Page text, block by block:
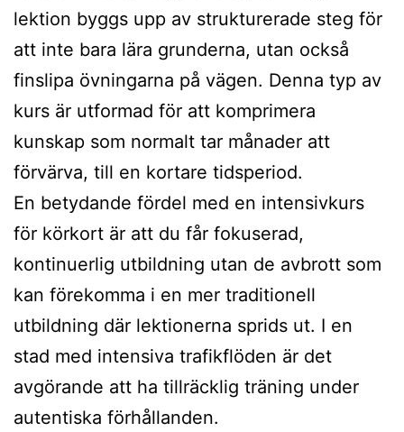
lektion byggs upp av strukturerade steg för
att inte bara lära grunderna, utan också
finslipa övningarna på vägen. Denna typ av
kurs är utformad för att komprimera
kunskap som normalt tar månader att
förvärva, till en kortare tidsperiod.
En betydande fördel med en intensivkurs
för körkort är att du får fokuserad,
kontinuerlig utbildning utan de avbrott som
kan förekomma i en mer traditionell
utbildning där lektionerna sprids ut. I en
stad med intensiva trafikflöden är det
avgörande att ha tillräcklig träning under
autentiska förhållanden.